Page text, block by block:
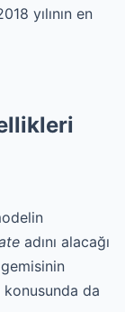
yılının en
adını alacağı
konusunda da